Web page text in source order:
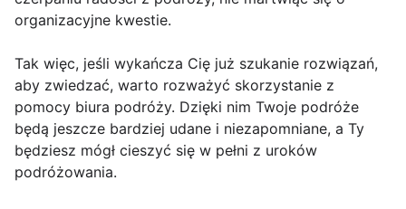
organizacyjne kwestie.
Tak więc, jeśli wykańcza Cię już szukanie rozwiązań,
aby zwiedzać, warto rozważyć skorzystanie z
pomocy biura podróży. Dzięki nim Twoje podróże
będą jeszcze bardziej udane i niezapomniane, a Ty
będziesz mógł cieszyć się w pełni z uroków
podróżowania.